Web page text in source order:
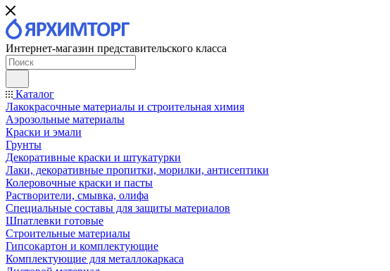
Интернет-магазин представительского класса
Каталог
Лакокрасочные материалы и строительная химия
Аэрозольные материалы
Краски и эмали
Грунты
Декоративные краски и штукатурки
Лаки, декоративные пропитки, морилки, антисептики
Колеровочные краски и пасты
Растворители, смывка, олифа
Специальные составы для защиты материалов
Шпатлевки готовые
Строительные материалы
Гипсокартон и комплектующие
Комплектующие для металлокаркаса